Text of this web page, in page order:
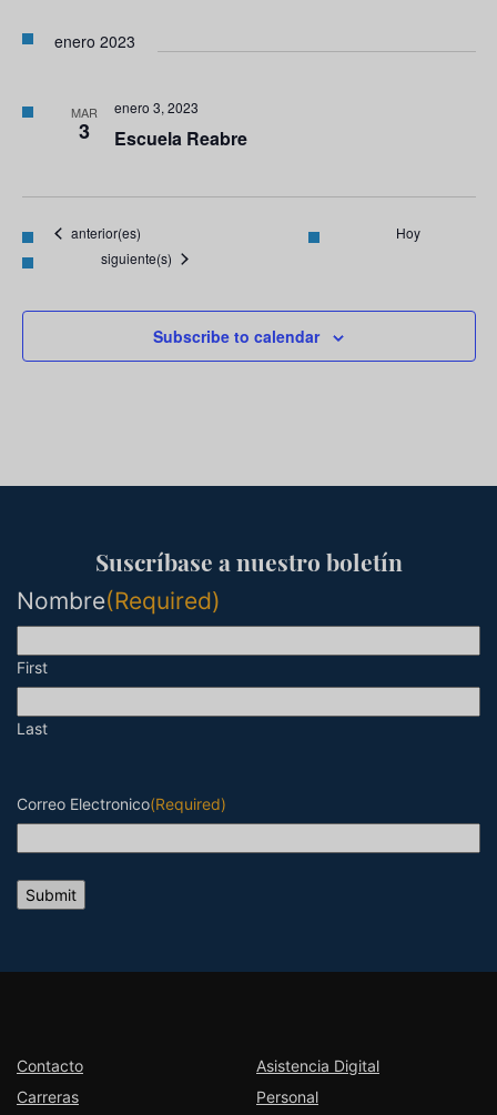
enero 2023
MAR
3 Escuela Reabre
enero 3, 2023
Eventos
anterior(es)
Hoy
Eventos
siguiente(s)
Subscribe to calendar
Contacto
Carreras
Asistencia Digital
Personal
Suscríbase a nuestro boletín
Nombre(Required)
First
Last
Correo Electronico(Required)